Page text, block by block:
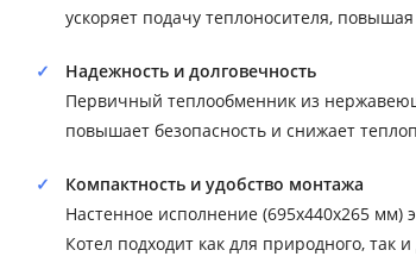
ускоряет подачу теплоносителя,
Надежность и долговечность
Первичный теплообменник из
повышает безопасность и снижает
Компактность и удобство монтажа
Настенное исполнение (695x440x265
Котел подходит как для природного, так